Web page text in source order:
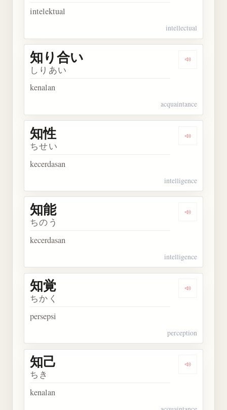
intelektual
intellectual
Dengarkan
知り合い
しりあい
kenalan
acquaintance
Dengarkan
知性
ちせい
kecerdasan
intelligence
Dengarkan
知能
ちのう
kecerdasan
intelligence
Dengarkan
知覚
ちかく
persepsi
perception
Dengarkan
知己
ちき
kenalan